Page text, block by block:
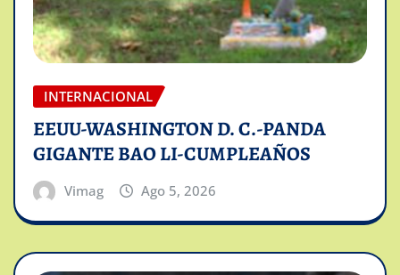
INTERNACIONAL
EEUU-WASHINGTON D. C.-PANDA
GIGANTE BAO LI-CUMPLEAÑOS
Vimag Ago 5, 2026